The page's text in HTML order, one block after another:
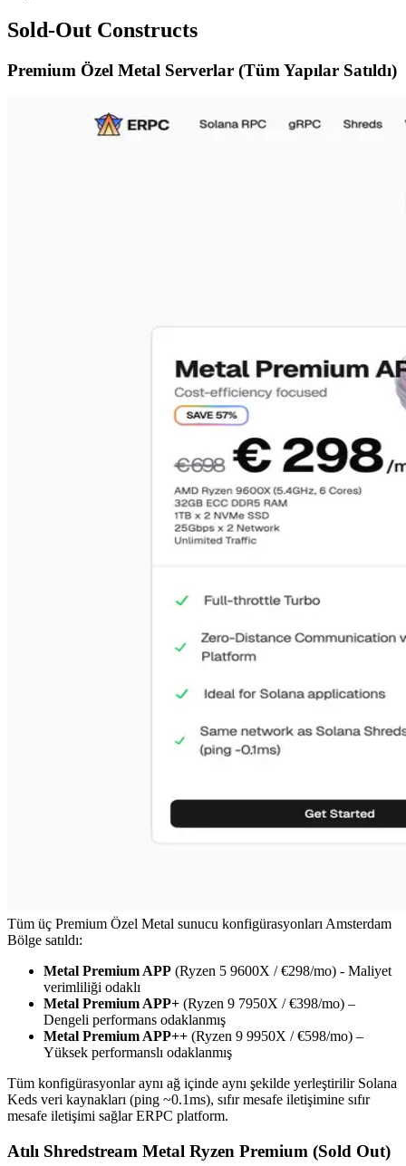
Sold-Out Constructs
Premium Özel Metal Serverlar (Tüm Yapılar Satıldı)
Tüm üç Premium Özel Metal sunucu konfigürasyonları Amsterdam
Bölge satıldı:
Metal Premium APP (Ryzen 5 9600X / €298/mo) - Maliyet
verimliliği odaklı
Metal Premium APP+ (Ryzen 9 7950X / €398/mo) –
Dengeli performans odaklanmış
Metal Premium APP++ (Ryzen 9 9950X / €598/mo) –
Yüksek performanslı odaklanmış
Tüm konfigürasyonlar aynı ağ içinde aynı şekilde yerleştirilir Solana
Keds veri kaynakları (ping ~0.1ms), sıfır mesafe iletişimine sıfır
mesafe iletişimi sağlar ERPC platform.
Atılı Shredstream Metal Ryzen Premium (Sold Out)